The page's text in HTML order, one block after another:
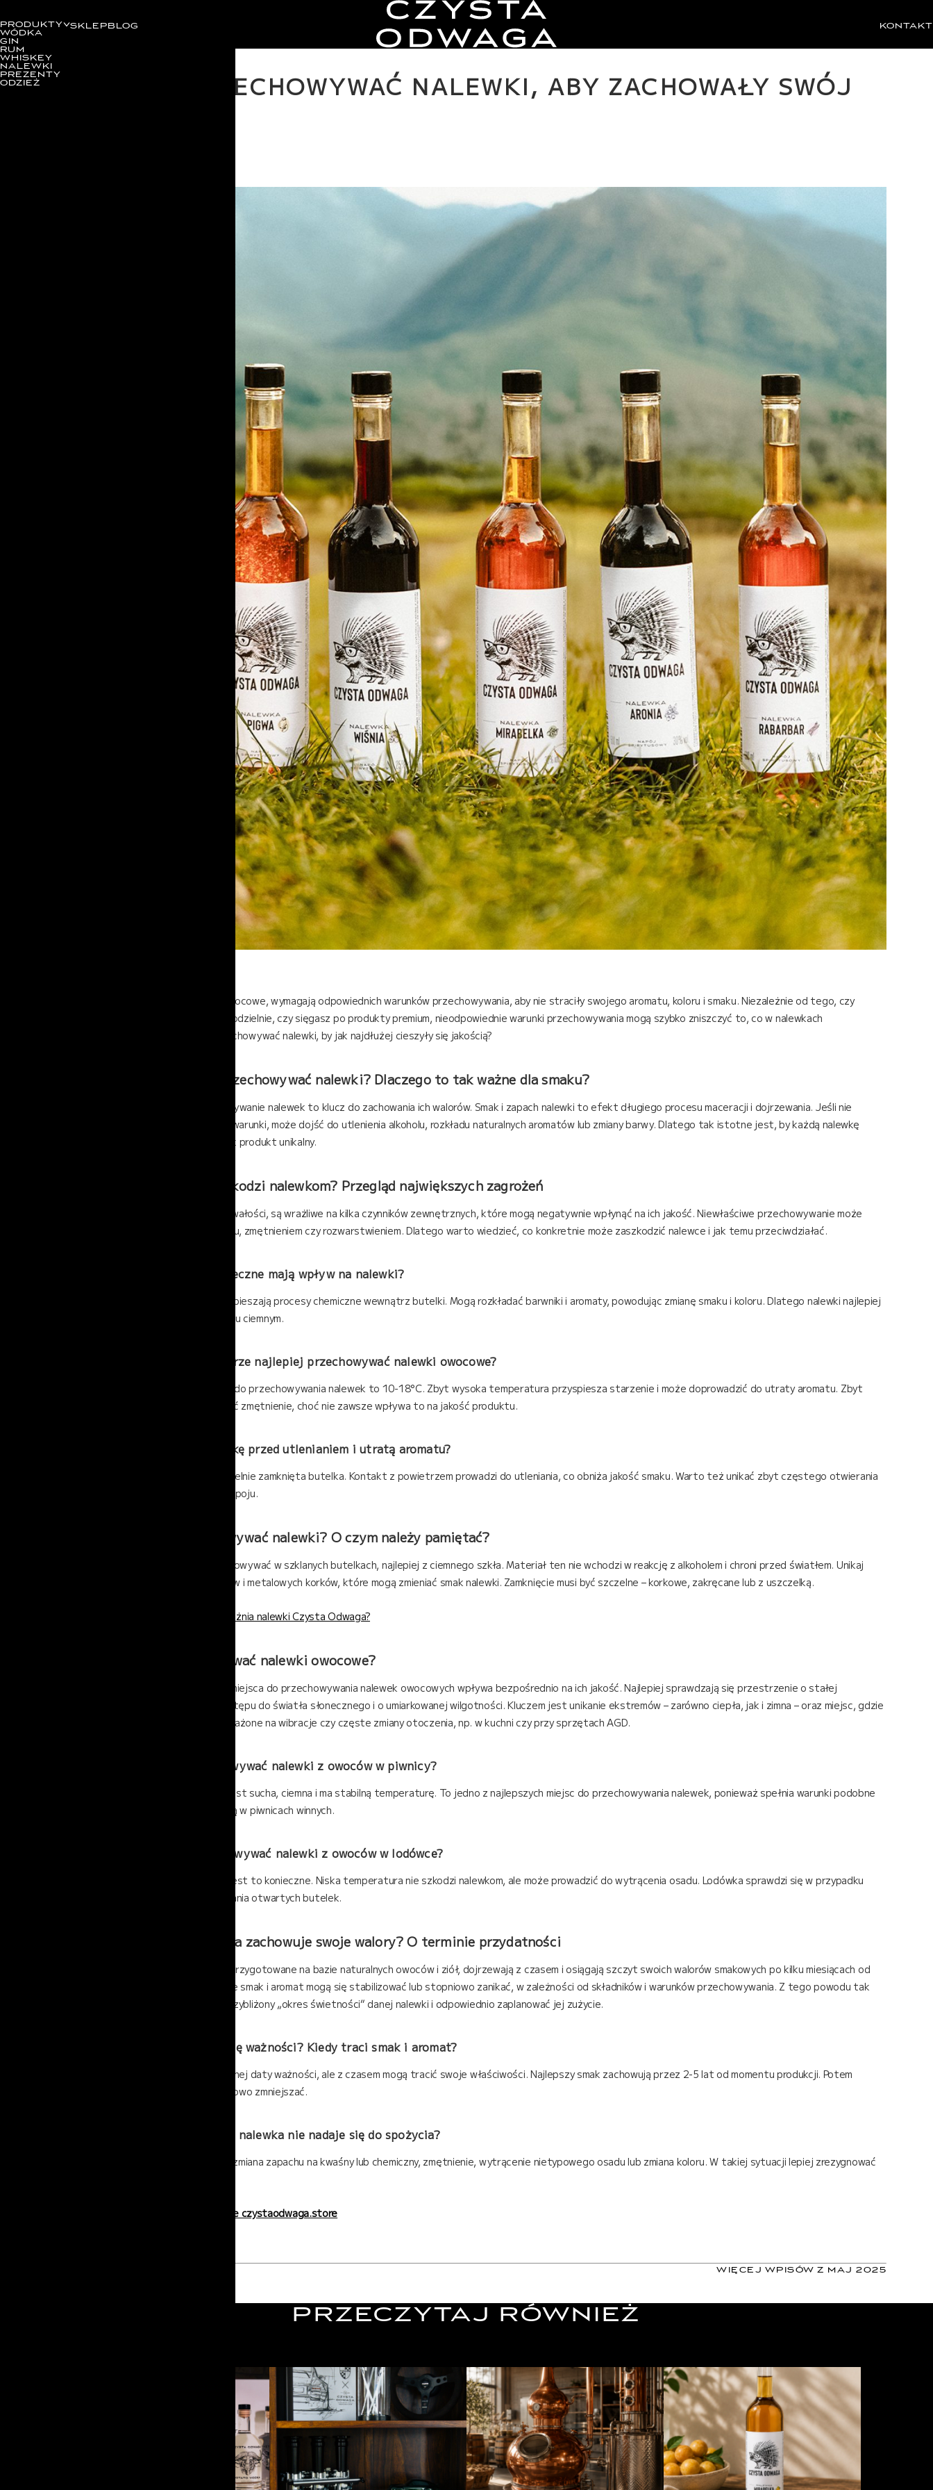
PRODUKTY
WÓDKA
GIN
RUM
WHISKEY
NALEWKI
PREZENTY
ODZIEŻ
SKLEPBLOG KONTAKT
JAK PRZECHOWYWAĆ NALEWKI, ABY ZACHOWAŁY SWÓJ
Nalewki, szczególnie owocowe, wymagają odpowiednich warunków przechowywania, aby nie straciły swojego aromatu, koloru i smaku. Niezależnie od tego, czy
przygotowujesz je samodzielnie, czy sięgasz po produkty premium, nieodpowiednie warunki przechowywania mogą szybko zniszczyć to, co w nalewkach
najcenniejsze. Jak przechowywać nalewki, by jak najdłużej cieszyły się jakością?
Jak poprawnie przechowywać nalewki? Dlaczego to tak ważne dla smaku?
Odpowiednie przechowywanie nalewek to klucz do zachowania ich walorów. Smak i zapach nalewki to efekt długiego procesu maceracji i dojrzewania. Jeśli nie
zadbamy o prawidłowe warunki, może dojść do utlenienia alkoholu, rozkładu naturalnych aromatów lub zmiany barwy. Dlatego tak istotne jest, by każdą nalewkę
traktować z uwagą – jak produkt unikalny.
Co najbardziej szkodzi nalewkom? Przegląd największych zagrożeń
Nalewki, mimo swojej trwałości, są wrażliwe na kilka czynników zewnętrznych, które mogą negatywnie wpłynąć na ich jakość. Niewłaściwe przechowywanie może
skutkować utratą smaku, zmętnieniem czy rozwarstwieniem. Dlatego warto wiedzieć, co konkretnie może zaszkodzić nalewce i jak temu przeciwdziałać.
Czy promienie słoneczne mają wpływ na nalewki?
Tak. Promienie UV przyspieszają procesy chemiczne wewnątrz butelki. Mogą rozkładać barwniki i aromaty, powodując zmianę smaku i koloru. Dlatego nalewki najlepiej
przechowywać w miejscu ciemnym.
W jakiej temperaturze najlepiej przechowywać nalewki owocowe?
Najlepsza temperatura do przechowywania nalewek to 10-18°C. Zbyt wysoka temperatura przyspiesza starzenie i może doprowadzić do utraty aromatu. Zbyt
niska może spowodować zmętnienie, choć nie zawsze wpływa to na jakość produktu.
Jak uchronić nalewkę przed utlenianiem i utratą aromatu?
Najważniejsza jest szczelnie zamknięta butelka. Kontakt z powietrzem prowadzi do utleniania, co obniża jakość smaku. Warto też unikać zbyt częstego otwierania
butelek i przelewania napoju.
W czym przechowywać nalewki? O czym należy pamiętać?
Nalewki najlepiej przechowywać w szklanych butelkach, najlepiej z ciemnego szkła. Materiał ten nie wchodzi w reakcję z alkoholem i chroni przed światłem. Unikaj
plastikowych pojemników i metalowych korków, które mogą zmieniać smak nalewki. Zamknięcie musi być szczelne – korkowe, zakręcane lub z uszczelką.
Co wyróżnia nalewki Czysta Odwaga?
Gdzie przechowywać nalewki owocowe?
Wybór odpowiedniego miejsca do przechowywania nalewek owocowych wpływa bezpośrednio na ich jakość. Najlepiej sprawdzają się przestrzenie o stałej
temperaturze, bez dostępu do światła słonecznego i o umiarkowanej wilgotności. Kluczem jest unikanie ekstremów – zarówno ciepła, jak i zimna – oraz miejsc, gdzie
nalewki mogłyby być narażone na wibracje czy częste zmiany otoczenia, np. w kuchni czy przy sprzętach AGD.
Czy warto przechowywać nalewki z owoców w piwnicy?
Tak, jeśli tylko piwnica jest sucha, ciemna i ma stabilną temperaturę. To jedno z najlepszych miejsc do przechowywania nalewek, ponieważ spełnia warunki podobne
do tych, jakie występują w piwnicach winnych.
Czy można przechowywać nalewki z owoców w lodówce?
Można, ale nie zawsze jest to konieczne. Niska temperatura nie szkodzi nalewkom, ale może prowadzić do wytrącenia osadu. Lodówka sprawdzi się w przypadku
krótkiego przechowywania otwartych butelek.
Jak długo nalewka zachowuje swoje walory? O terminie przydatności
Nalewki, zwłaszcza te przygotowane na bazie naturalnych owoców i ziół, dojrzewają z czasem i osiągają szczyt swoich walorów smakowych po kilku miesiącach od
produkcji. Po tym okresie smak i aromat mogą się stabilizować lub stopniowo zanikać, w zależności od składników i warunków przechowywania. Z tego powodu tak
ważne jest, aby znać przybliżony „okres świetności” danej nalewki i odpowiednio zaplanować jej zużycie.
Czy nalewka ma datę ważności? Kiedy traci smak i aromat?
Nalewki nie mają klasycznej daty ważności, ale z czasem mogą tracić swoje właściwości. Najlepszy smak zachowują przez 2-5 lat od momentu produkcji. Potem
aromat może się stopniowo zmniejszać.
Po czym poznać, że nalewka nie nadaje się do spożycia?
Niepokojące objawy to zmiana zapachu na kwaśny lub chemiczny, zmętnienie, wytrącenie nietypowego osadu lub zmiana koloru. W takiej sytuacji lepiej zrezygnować
nalewki w sklepie czystaodwaga.store
WIĘCEJ WPISÓW Z MAJ 2025
PRZECZYTAJ RÓWNIEŻ